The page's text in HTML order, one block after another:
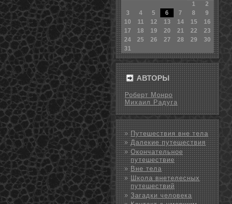
1
2
3
4 5 6 7 8
9
10
11 12 13 14 15
16
17
18 19 20 21 22
23
24
25 26 27 28 29
30
31
АВТОРЫ
Роберт Монро
Михаил Радуга
Путешествия вне тела
Далекие путешествия
Окончательное
путешествие
Вне тела
Школа внетелесных
путешествий
Загадки человека